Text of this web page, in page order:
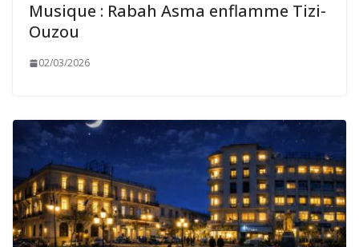
Musique : Rabah Asma enflamme Tizi-
Ouzou
02/03/2026